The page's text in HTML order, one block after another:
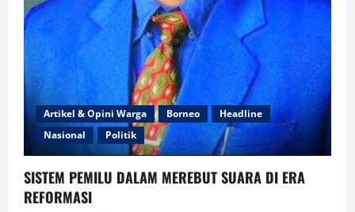
Artikel & Opini Warga Borneo
Headline
Nasional
Politik
SISTEM PEMILU DALAM MEREBUT SUARA DI ERA
REFORMASI